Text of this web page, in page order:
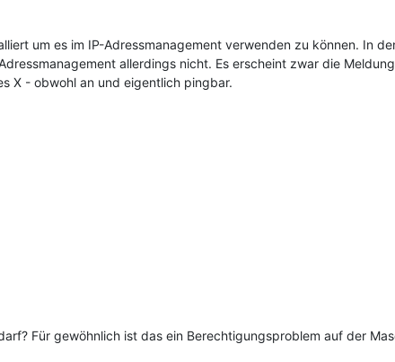
um es im IP-Adressmanagement verwenden zu können. In
allerdings nicht. Es erscheint zwar die
X - obwohl an und eigentlich pingbar.
Für gewöhnlich ist das ein Berechtigungsproblem auf der